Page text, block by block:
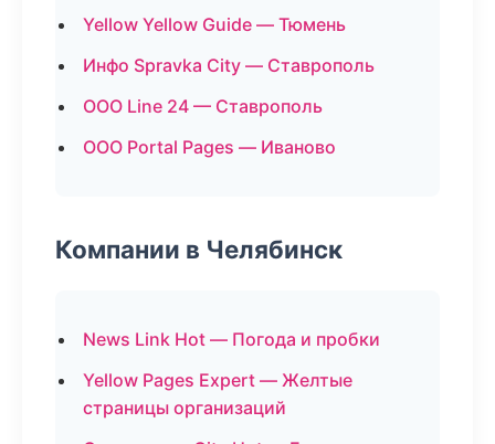
Yellow Yellow Guide — Тюмень
Инфо Spravka City — Ставрополь
ООО Line 24 — Ставрополь
ООО Portal Pages — Иваново
Компании в Челябинск
News Link Hot — Погода и пробки
Yellow Pages Expert — Желтые
страницы организаций